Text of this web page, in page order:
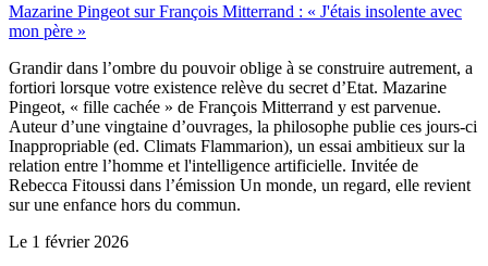
Mazarine Pingeot sur François Mitterrand : « J'étais insolente avec
mon père »
Grandir dans l’ombre du pouvoir oblige à se construire autrement, a
fortiori lorsque votre existence relève du secret d’Etat. Mazarine
Pingeot, « fille cachée » de François Mitterrand y est parvenue.
Auteur d’une vingtaine d’ouvrages, la philosophe publie ces jours-ci
Inappropriable (ed. Climats Flammarion), un essai ambitieux sur la
relation entre l’homme et l'intelligence artificielle. Invitée de
Rebecca Fitoussi dans l’émission Un monde, un regard, elle revient
sur une enfance hors du commun.
Le 1 février 2026